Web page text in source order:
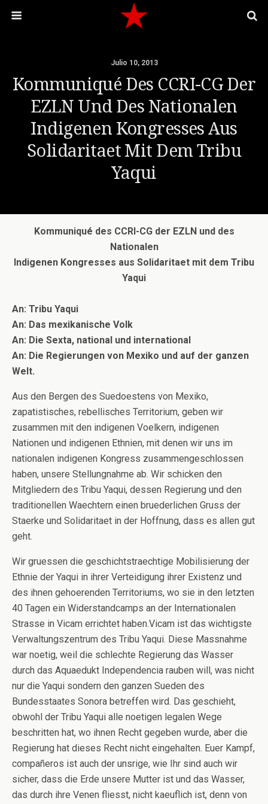
Julio 10, 2013
Kommuniqué Des CCRI-CG Der
EZLN Und Des Nationalen
Indigenen Kongresses Aus
Solidaritaet Mit Dem Tribu
Yaqui
Kommuniqué des CCRI-CG der EZLN und des
Nationalen
Indigenen Kongresses aus Solidaritaet mit dem Tribu
Yaqui
An: Tribu Yaqui
An: Das mexikanische Volk
An: Die Sexta, national und international
An: Die Regierungen von Mexiko und auf der ganzen
Welt.
Aus den Bergen des Suedoestens von Mexiko,
zapatistisches, rebellisches Territorium, geben wir
zusammen mit den indigenen Voelkern, indigenen
Nationen und indigenen Ethnien, mit denen wir uns im
nationalen indigenen Kongress zusammengeschlossen
haben, unsere Stellungnahme ab. Wir schicken den
Mitgliedern des Tribu Yaqui, dessen Regierung und den
traditionellen Waechtern einen bruederlichen Gruss der
Staerke und Solidaritaet in der Hoffnung, dass es allen gut
geht.
Wir gruessen die geschichtstraechtige Mobilisierung der
Ethnie der Yaqui in ihrer Verteidigung ihrer Existenz und
des ihnen gehoerenden Territoriums, wo sie in den letzten
40 Tagen ein Widerstandcamps an der Internationalen
Strasse in Vicam errichtet haben.Vicam ist das wichtigste
Verwaltungszentrum des Tribu Yaqui. Diese Massnahme
war noetig, weil die schlechte Regierung das Wasser
durch das Aquaedukt Independencia rauben will, was nicht
nur die Yaqui sondern den ganzen Sueden des
Bundesstaates Sonora betreffen wird. Das geschieht,
obwohl der Tribu Yaqui alle noetigen legalen Wege
beschritten hat, wo ihnen Recht gegeben wurde, aber die
Regierung hat dieses Recht nicht eingehalten. Euer Kampf,
compañeros ist auch der unsrige, wie Ihr sind auch wir
sicher, dass die Erde unsere Mutter ist und das Wasser,
das durch ihre Venen fliesst, nicht kaeuflich ist, denn von